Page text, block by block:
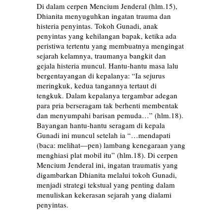
Di dalam cerpen Mencium Jenderal (hlm.15),
Dhianita menyuguhkan ingatan trauma dan
histeria penyintas. Tokoh Gunadi, anak
penyintas yang kehilangan bapak, ketika ada
peristiwa tertentu yang membuatnya mengingat
sejarah kelamnya, traumanya bangkit dan
gejala histeria muncul. Hantu-hantu masa lalu
bergentayangan di kepalanya: “Ia sejurus
meringkuk, kedua tangannya tertaut di
tengkuk. Dalam kepalanya tergambar adegan
para pria berseragam tak berhenti membentak
dan menyumpahi barisan pemuda…” (hlm.18).
Bayangan hantu-hantu seragam di kepala
Gunadi ini muncul setelah ia “…mendapati
(baca: melihat—pen) lambang kenegaraan yang
menghiasi plat mobil itu” (hlm.18). Di cerpen
Mencium Jenderal ini, ingatan traumatis yang
digambarkan Dhianita melalui tokoh Gunadi,
menjadi strategi tekstual yang penting dalam
menuliskan kekerasan sejarah yang dialami
penyintas.